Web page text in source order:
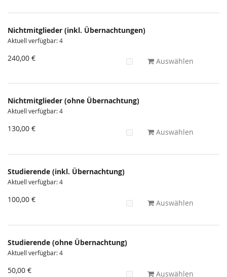
Nichtmitglieder (inkl. Übernachtungen)
Aktuell verfügbar: 4
240,00 € Auswählen
Nichtmitglieder (ohne Übernachtung)
Aktuell verfügbar: 4
130,00 € Auswählen
Studierende (inkl. Übernachtung)
Aktuell verfügbar: 4
100,00 € Auswählen
Studierende (ohne Übernachtung)
Aktuell verfügbar: 4
50,00 € Auswählen